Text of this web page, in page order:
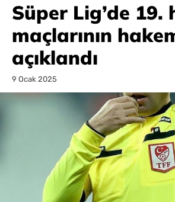
Süper Lig’de 19.
maçlarının
açıklandı
9 Ocak 2025